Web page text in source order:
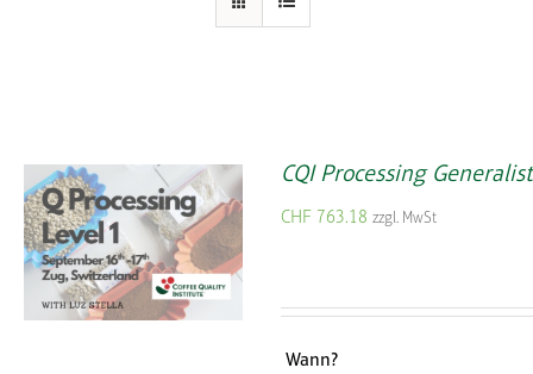
CQI Processing Generalist
CHF 763.18 zzgl. MwSt
Wann?